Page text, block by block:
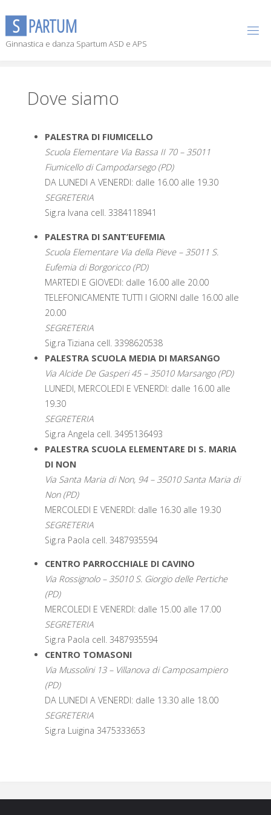
S PARTUM
Ginnastica e danza Spartum ASD e APS
Dove siamo
PALESTRA DI FIUMICELLO
Scuola Elementare Via Bassa II 70 – 35011
Fiumicello di Campodarsego (PD)
DA LUNEDI A VENERDI: dalle 16.00 alle 19.30
SEGRETERIA
Sig.ra Ivana cell. 3384118941
PALESTRA DI SANT’EUFEMIA
Scuola Elementare Via della Pieve – 35011 S.
Eufemia di Borgoricco (PD)
MARTEDI E GIOVEDI: dalle 16.00 alle 20.00
TELEFONICAMENTE TUTTI I GIORNI dalle 16.00 alle
20.00
SEGRETERIA
Sig.ra Tiziana cell. 3398620538
PALESTRA SCUOLA MEDIA DI MARSANGO
Via Alcide De Gasperi 45 – 35010 Marsango (PD)
LUNEDI, MERCOLEDI E VENERDI: dalle 16.00 alle
19.30
SEGRETERIA
Sig.ra Angela cell. 3495136493
PALESTRA SCUOLA ELEMENTARE DI S. MARIA
DI NON
Via Santa Maria di Non, 94 – 35010 Santa Maria di
Non (PD)
MERCOLEDI E VENERDI: dalle 16.30 alle 19.30
SEGRETERIA
Sig.ra Paola cell. 3487935594
CENTRO PARROCCHIALE DI CAVINO
Via Rossignolo – 35010 S. Giorgio delle Pertiche
(PD)
MERCOLEDI E VENERDI: dalle 15.00 alle 17.00
SEGRETERIA
Sig.ra Paola cell. 3487935594
CENTRO TOMASONI
Via Mussolini 13 – Villanova di Camposampiero
(PD)
DA LUNEDI A VENERDI: dalle 13.30 alle 18.00
SEGRETERIA
Sig.ra Luigina 3475333653